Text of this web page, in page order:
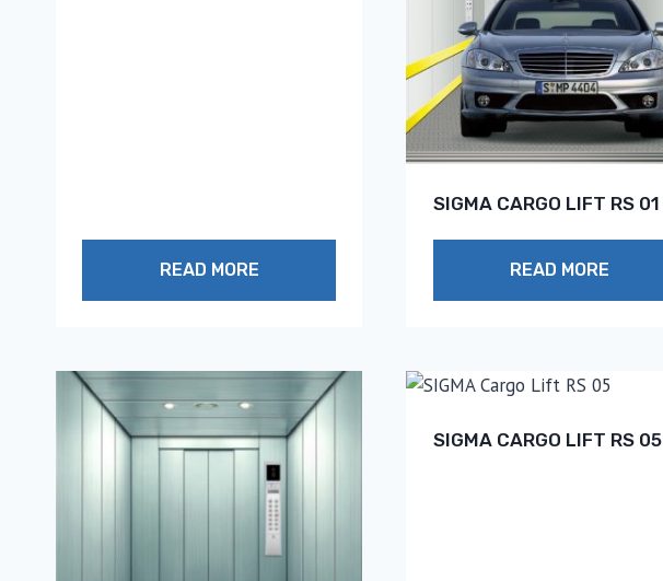
READ MORE
SIGMA CARGO LIFT RS 01
READ MORE
SIGMA CARGO LIFT RS 05